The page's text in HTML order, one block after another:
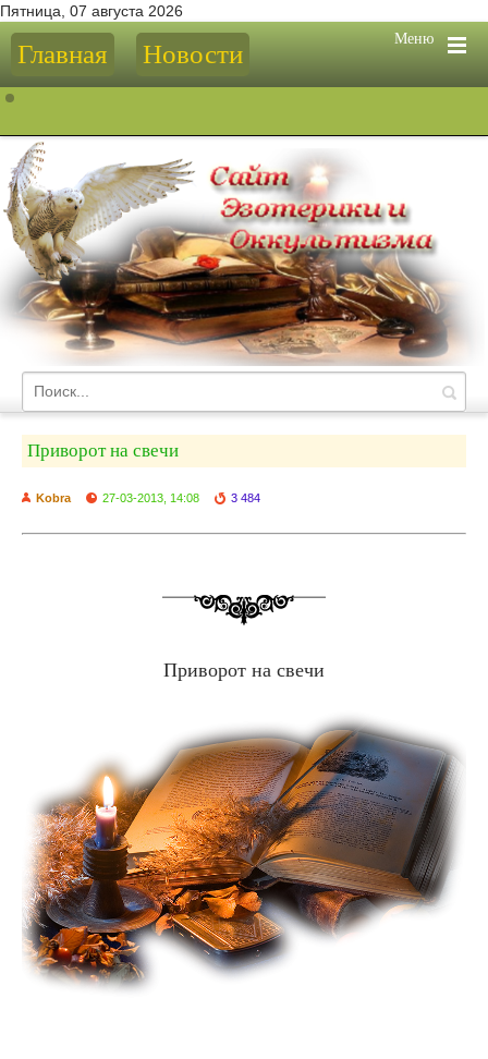
Пятница, 07 августа 2026
Меню
Главная Новости
Приворот на свечи
Kobra 27-03-2013, 14:08 3 484
Приворот на свечи